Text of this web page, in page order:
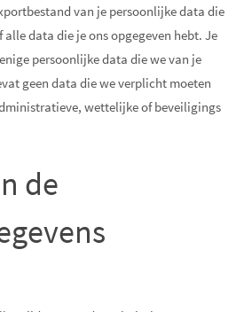
van je persoonlijke data die
data die je ons opgegeven hebt. Je
persoonlijke data die we van je
geen data die we verplicht moeten
wettelijke of beveiligings
de